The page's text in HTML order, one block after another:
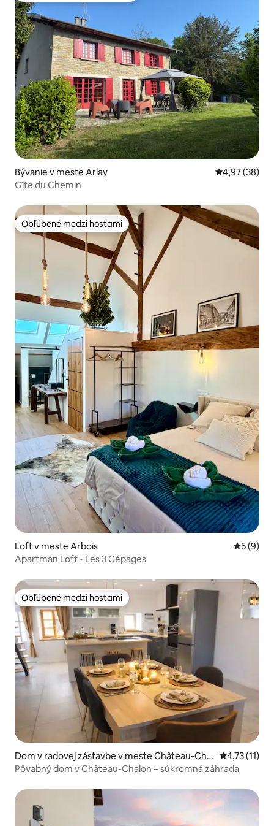
Bývanie v meste Arlay Priemerné
4,97 (38)
Gîte du Chemin
Obľúbené medzi hosťami
Obľúbené medzi hosťami
Loft v meste Arbois
5 (9)
Apartmán Loft • Les 3 Cépages
Obľúbené medzi hosťami
Obľúbené medzi hosťami
Dom v radovej zástavbe v meste Château-Chal
on
Priemerné
4,73 (11)
Pôvabný dom v Château-Chalon – súkromná záhrada